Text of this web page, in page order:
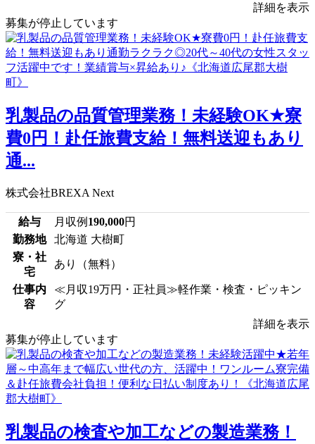
詳細を表示
募集が停止しています
乳製品の品質管理業務！未経験OK★寮
費0円！赴任旅費支給！無料送迎もあり
通...
株式会社BREXA Next
給与 月収例 190,000円
勤務地
北海道 大樹町
寮・社
宅
あり（無料）
仕事内
容
≪月収19万円・正社員≫軽作業・検査・ピッキン
グ
詳細を表示
募集が停止しています
乳製品の検査や加工などの製造業務！